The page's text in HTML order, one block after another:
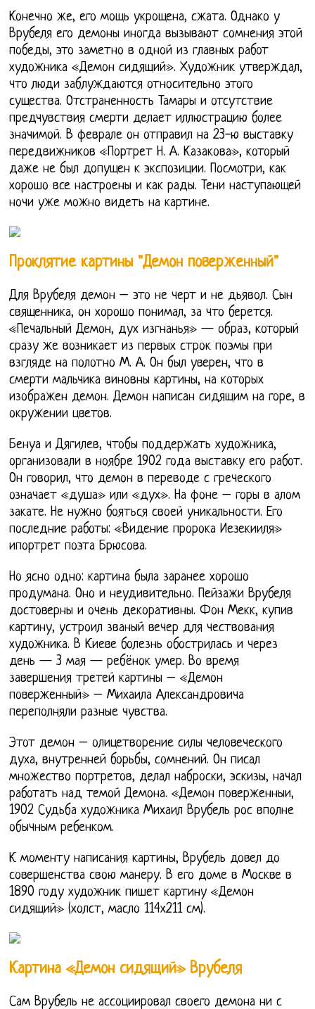
Конечно же, его мощь укрощена, сжата. Однако у
Врубеля его демоны иногда вызывают сомнения этой
победы, это заметно в одной из главных работ
художника «Демон сидящий». Художник утверждал,
что люди заблуждаются относительно этого
существа. Отстраненность Тамары и отсутствие
предчувствия смерти делает иллюстрацию более
значимой. В феврале он отправил на 23-ю выставку
передвижников «Портрет Н. А. Казакова», который
даже не был допущен к экспозиции. Посмотри, как
хорошо все настроены и как рады. Тени наступающей
ночи уже можно видеть на картине.
Проклятие картины "Демон поверженный"
Для Врубеля демон – это не черт и не дьявол. Сын
священника, он хорошо понимал, за что берется.
«Печальный Демон, дух изгнанья» — образ, который
сразу же возникает из первых строк поэмы при
взгляде на полотно М. А. Он был уверен, что в
смерти мальчика виновны картины, на которых
изображен демон. Демон написан сидящим на горе, в
окружении цветов.
Бенуа и Дягилев, чтобы поддержать художника,
организовали в ноябре 1902 года выставку его работ.
Он говорил, что демон в переводе с греческого
означает «душа» или «дух». На фоне – горы в алом
закате. Не нужно бояться своей уникальности. Его
последние работы: «Видение пророка Иезекииля»
ипортрет поэта Брюсова.
Но ясно одно: картина была заранее хорошо
продумана. Оно и неудивительно. Пейзажи Врубеля
достоверны и очень декоративны. Фон Мекк, купив
картину, устроил званый вечер для чествования
художника. В Киеве болезнь обострилась и через
день — 3 мая — ребёнок умер. Во время
завершения третей картины – «Демон
поверженный» – Михаила Александровича
переполняли разные чувства.
Этот демон – олицетворение силы человеческого
духа, внутренней борьбы, сомнений. Он писал
множество портретов, делал наброски, эскизы, начал
работать над темой Демона. «Демон поверженныи,
1902 Судьба художника Михаил Врубель рос вполне
обычным ребенком.
К моменту написания картины, Врубель довел до
совершенства свою манеру. В его доме в Москве в
1890 году художник пишет картину «Демон
сидящий» (холст, масло 114х211 см).
Картина «Демон сидящий» Врубеля
Сам Врубель не ассоциировал своего демона ни с